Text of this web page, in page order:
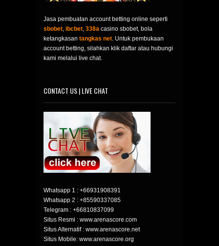
Jasa pembuatan account betting online seperti
sbobet, ibcbet, 338a casino sbobet, bola
ketangkasan tangkas net. Untuk pembukaan
account betting, silahkan klik daftar atau hubungi
kami melalui live chat.
CONTACT US | LIVE CHAT
Whatsapp 1 : +66931908391
Whatsapp 2 : +85590337085
Telegram : +66810837099
Situs Resmi : www.arenascore.com
Situs Alternatif : www.arenascore.net
Situs Mobile: www.arenascore.org